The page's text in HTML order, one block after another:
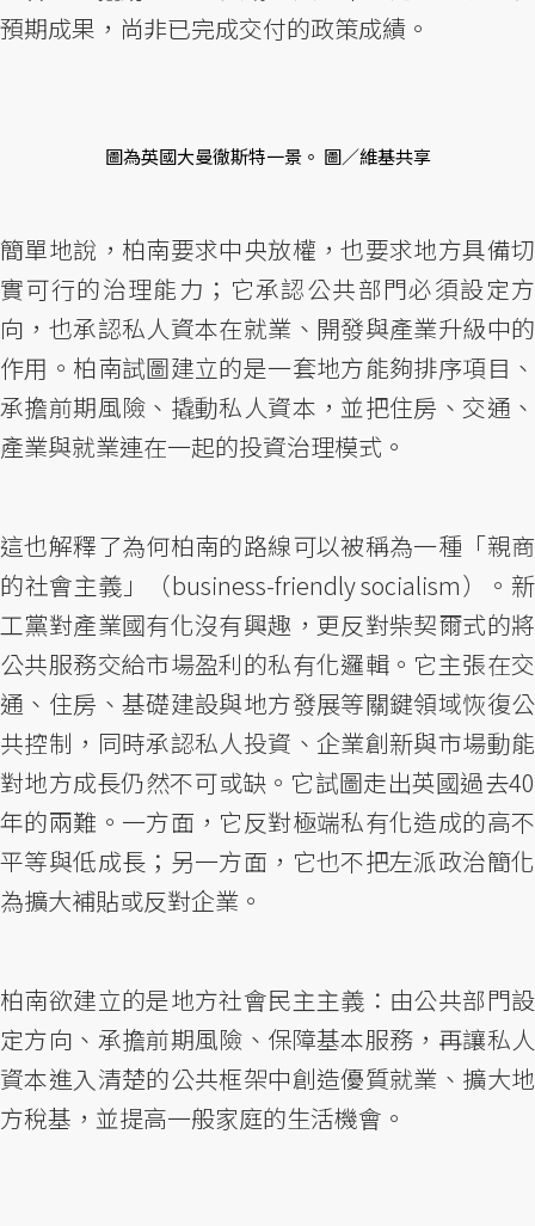
預期成果，尚非已完成交付的政策成績。
圖為英國大曼徹斯特一景。 圖／維基共享
簡單地說，柏南要求中央放權，也要求地方具備切
實可行的治理能力；它承認公共部門必須設定方
向，也承認私人資本在就業、開發與產業升級中的
作用。柏南試圖建立的是一套地方能夠排序項目、
承擔前期風險、撬動私人資本，並把住房、交通、
產業與就業連在一起的投資治理模式。
這也解釋了為何柏南的路線可以被稱為一種「親商
的社會主義」（business-friendly socialism）。新
工黨對產業國有化沒有興趣，更反對柴契爾式的將
公共服務交給市場盈利的私有化邏輯。它主張在交
通、住房、基礎建設與地方發展等關鍵領域恢復公
共控制，同時承認私人投資、企業創新與市場動能
對地方成長仍然不可或缺。它試圖走出英國過去40
年的兩難。一方面，它反對極端私有化造成的高不
平等與低成長；另一方面，它也不把左派政治簡化
為擴大補貼或反對企業。
柏南欲建立的是地方社會民主主義：由公共部門設
定方向、承擔前期風險、保障基本服務，再讓私人
資本進入清楚的公共框架中創造優質就業、擴大地
方稅基，並提高一般家庭的生活機會。